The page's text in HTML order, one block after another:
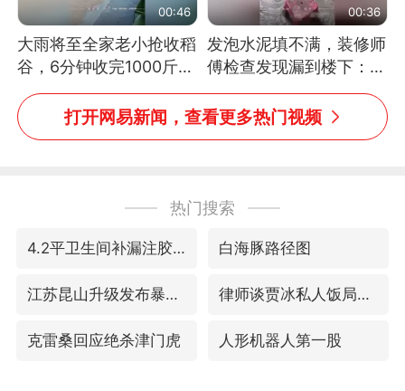
00:46
大雨将至全家老小抢收稻
谷，6分钟收完1000斤，
没有一个人掉链子
00:36
发泡水泥填不满，装修师
傅检查发现漏到楼下：出
风口未延伸到外墙
打开网易新闻，查看更多热门视频
热门搜索
4.2平卫生间补漏注胶花1.55万 白海豚路径图
江苏昆山升级发布暴雨红警 律师谈贾冰私人饭局被偷拍
克雷桑回应绝杀津门虎 人形机器人第一股